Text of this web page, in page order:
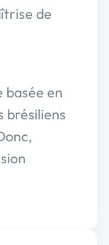
de
basée en
brésiliens